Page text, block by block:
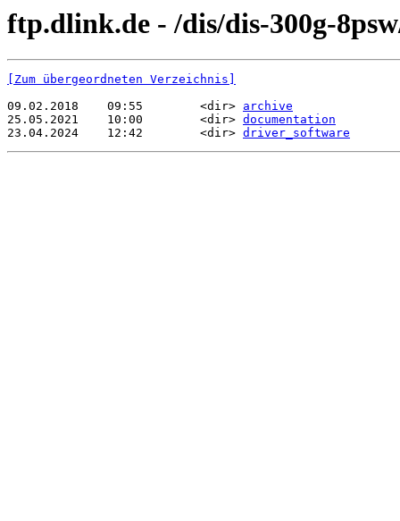
ftp.dlink.de - /dis/dis-300g-
[Zum übergeordneten Verzeichnis]
09.02.2018    09:55        <dir> archive
25.05.2021    10:00        <dir> documentation
23.04.2024    12:42        <dir> driver_software